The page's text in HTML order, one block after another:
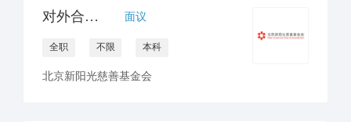
对外合作官员/经理（非医药） 面议
全职 不限 本科
北京新阳光慈善基金会